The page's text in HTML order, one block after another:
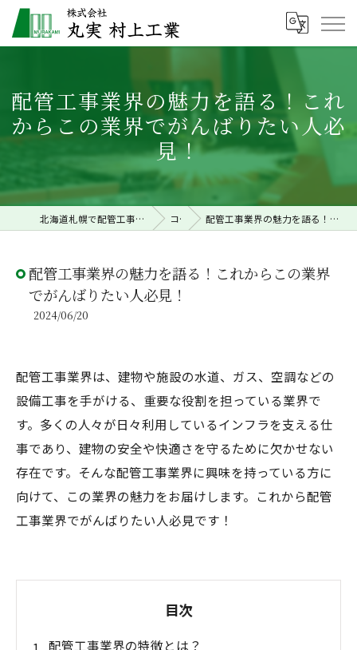
配管工事業界の魅力を語る！これ
からこの業界でがんばりたい人必
見！
北海道札幌で配管工事の求人なら株式会社丸実村上工業 コラム 配管工事業界の魅力を語る！これからこの業界でがんばりたい人必見！
配管工事業界の魅力を語る！これからこの業界
でがんばりたい人必見！
2024/06/20
配管工事業界は、建物や施設の水道、ガス、空調などの
設備工事を手がける、重要な役割を担っている業界で
す。多くの人々が日々利用しているインフラを支える仕
事であり、建物の安全や快適さを守るために欠かせない
存在です。そんな配管工事業界に興味を持っている方に
向けて、この業界の魅力をお届けします。これから配管
工事業界でがんばりたい人必見です！
目次
配管工事業界の特徴とは？